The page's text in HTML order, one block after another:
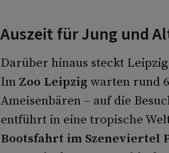
Auszeit für Jung und
Darüber hinaus steckt
Im Zoo Leipzig warten rund
Ameisenbären – auf die
entführt in eine tropische
Bootsfahrt im Szeneviertel